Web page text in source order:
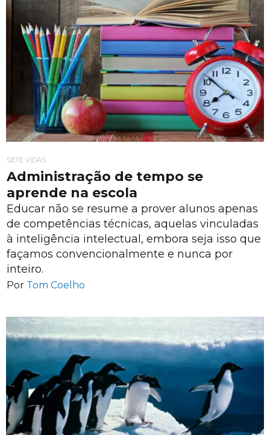
SETE VIDAS
Administração de tempo se
aprende na escola
Educar não se resume a prover alunos apenas
de competências técnicas, aquelas vinculadas
à inteligência intelectual, embora seja isso que
façamos convencionalmente e nunca por
inteiro.
Por Tom Coelho